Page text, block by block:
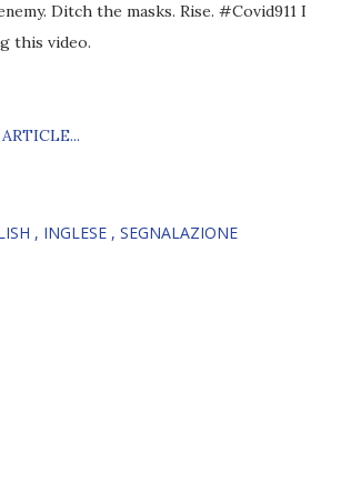
Ditch the masks. Rise. #Covid911 I
this video.
INGLESE
SEGNALAZIONE